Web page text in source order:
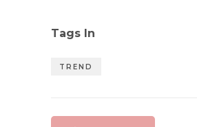
Tags In
TREND